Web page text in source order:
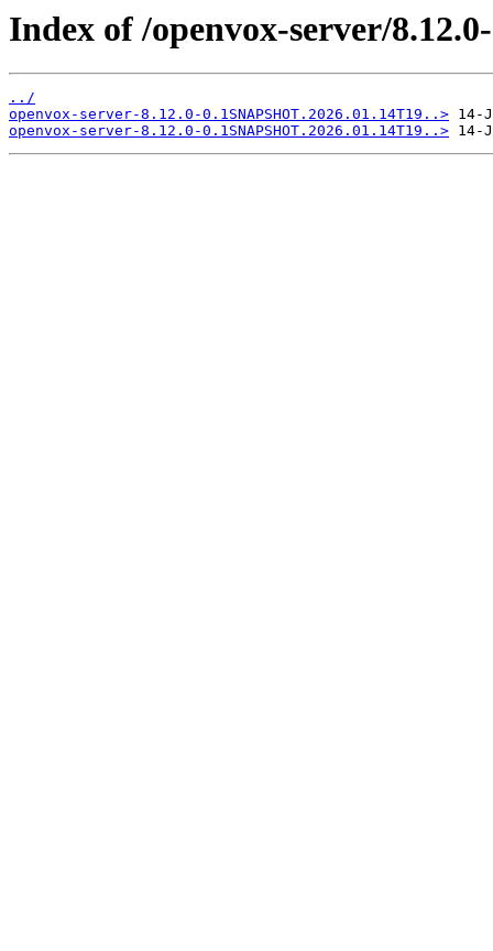
Index of /openvox-server/
../
openvox-server-8.12.0-0.1SNAPSHOT.2026.01.14T19..>
openvox-server-8.12.0-0.1SNAPSHOT.2026.01.14T19..>